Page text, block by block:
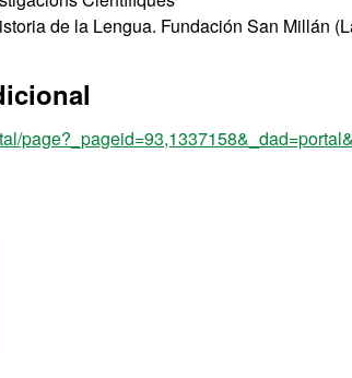
de la Lengua. Fundación San Millán